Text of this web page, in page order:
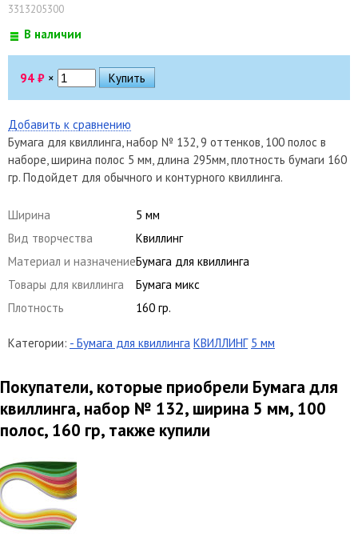
3313205300
В наличии
94 ₽ ×
Добавить к сравнению
Бумага для квиллинга, набор № 132, 9 оттенков, 100 полос в
наборе, ширина полос 5 мм, длина 295мм, плотность бумаги 160
гр. Подойдет для обычного и контурного квиллинга.
Ширина
5 мм
Вид творчества
Квиллинг
Материал и назначениеБумага для квиллинга
Товары для квиллинга
Бумага микс
Плотность
160 гр.
Категории: - Бумага для квиллинга КВИЛЛИНГ 5 мм
Покупатели, которые приобрели Бумага для
квиллинга, набор № 132, ширина 5 мм, 100
полос, 160 гр, также купили